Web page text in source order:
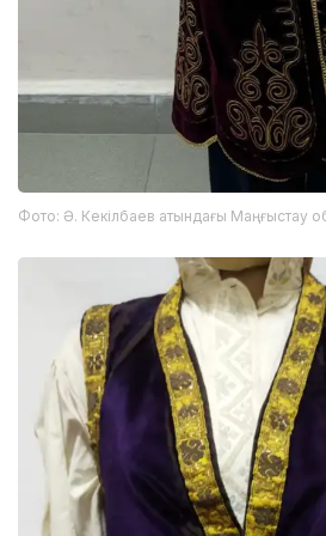
Фото: Ә. Кекілбаев атындағы Маңғыстау